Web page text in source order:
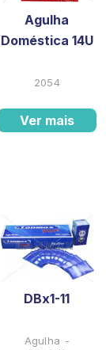
Agulha
Doméstica 14U
2054
Ver mais
DBx1-11
Agulha -